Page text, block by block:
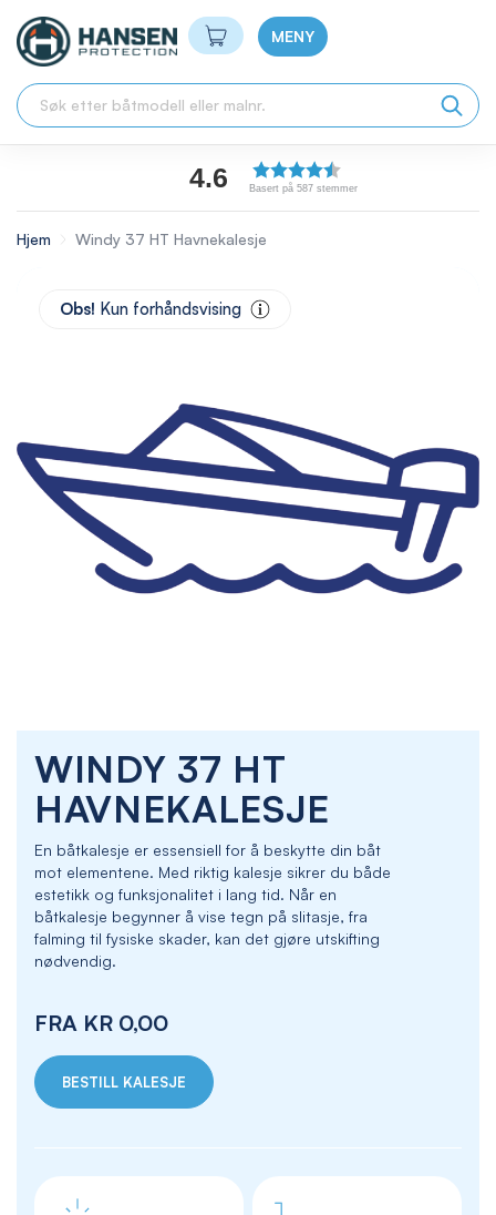
Min handlekurv
MENY
4.6 Basert på 587 stemmer
Hjem Windy 37 HT Havnekalesje
WINDY 37 HT
HAVNEKALESJE
En båtkalesje er essensiell for å beskytte din båt
mot elementene. Med riktig kalesje sikrer du både
estetikk og funksjonalitet i lang tid. Når en
båtkalesje begynner å vise tegn på slitasje, fra
falming til fysiske skader, kan det gjøre utskifting
nødvendig.
FRA KR 0,00
BESTILL KALESJE
Obs! Kun forhåndsvising
beginning
the
images
gallery